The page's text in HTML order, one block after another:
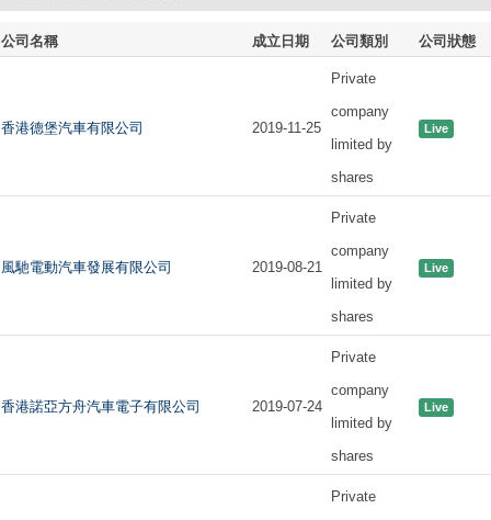
公司名稱 成立日期 公司類別 公司狀態
香港德堡汽車有限公司 2019-11-25
Private
company
limited by
shares
Live
風馳電動汽車發展有限公司 2019-08-21
Private
company
limited by
shares
Live
香港諾亞方舟汽車電子有限公司 2019-07-24
Private
company
limited by
shares
Live
Private